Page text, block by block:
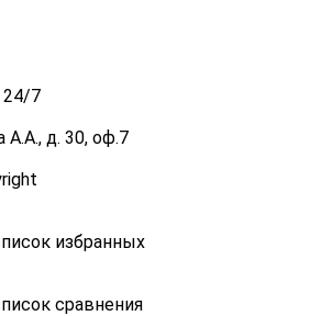
24/7
А.А., д. 30, оф.7
избранных
сравнения